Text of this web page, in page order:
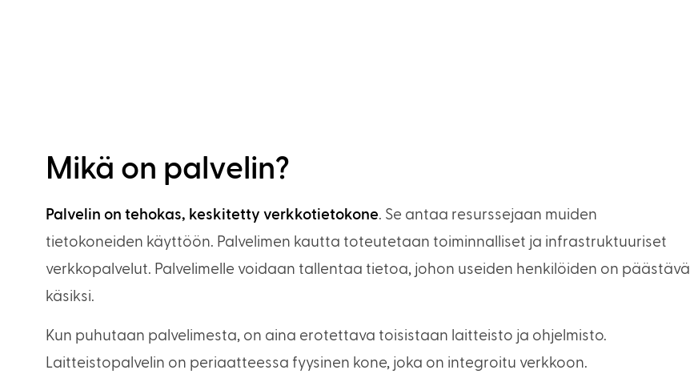
Mikä on palvelin?
Palvelin on tehokas, keskitetty verkkotietokone. Se antaa resurssejaan muiden
tietokoneiden käyttöön. Palvelimen kautta toteutetaan toiminnalliset ja infrastruktuuriset
verkkopalvelut. Palvelimelle voidaan tallentaa tietoa, johon useiden henkilöiden on päästävä
käsiksi.
Kun puhutaan palvelimesta, on aina erotettava toisistaan laitteisto ja ohjelmisto.
Laitteistopalvelin on periaatteessa fyysinen kone, joka on integroitu verkkoon.